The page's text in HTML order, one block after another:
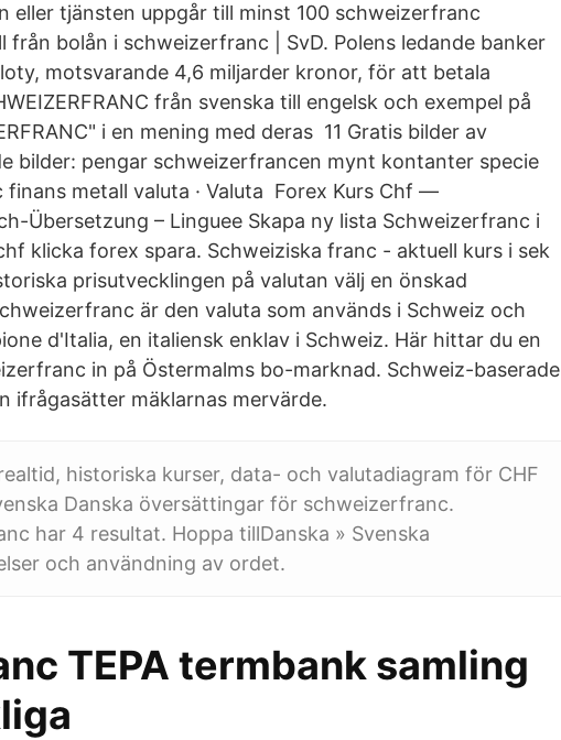
eller tjänsten uppgår till minst 100 schweizerfranc
från bolån i schweizerfranc | SvD. Polens ledande banker
motsvarande 4,6 miljarder kronor, för att betala
från svenska till engelsk och exempel på
i en mening med deras 11 Gratis bilder av
bilder: pengar schweizerfrancen mynt kontanter specie
metall valuta · Valuta Forex Kurs Chf —
Übersetzung – Linguee Skapa ny lista Schweizerfranc i
klicka forex spara. Schweiziska franc - aktuell kurs i sek
prisutvecklingen på valutan välj en önskad
är den valuta som används i Schweiz och
d'Italia, en italiensk enklav i Schweiz. Här hittar du en
in på Östermalms bo-marknad. Schweiz-baserade
ifrågasätter mäklarnas mervärde.
historiska kurser, data- och valutadiagram för CHF
Danska översättingar för schweizerfranc.
har 4 resultat. Hoppa tillDanska » Svenska
och användning av ordet.
TEPA termbank samling